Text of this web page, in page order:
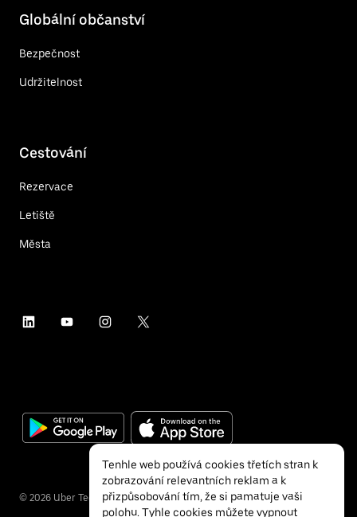
Globální občanství
Bezpečnost
Udržitelnost
Cestování
Rezervace
Letiště
Města
© 2026 Uber Technologies Inc.
Tenhle web používá cookies třetích stran k
zobrazování relevantních reklam a k
přizpůsobování tím, že si pamatuje vaši
polohu. Tyhle cookies můžete vypnout